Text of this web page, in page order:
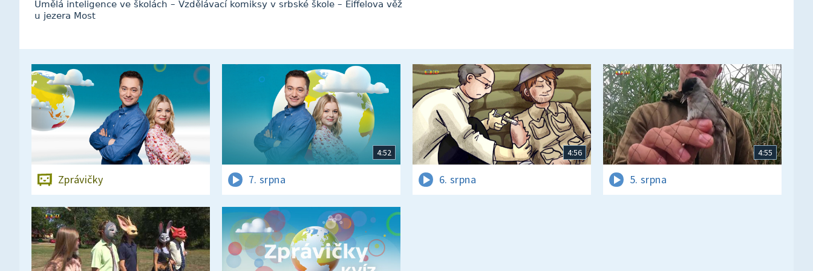
Umělá inteligence ve školách – Vzdělávací komiksy v srbské škole – Eiffelova věž
u jezera Most
Zprávičky
4:52
7. srpna
4:56
6. srpna
4:55
5. srpna